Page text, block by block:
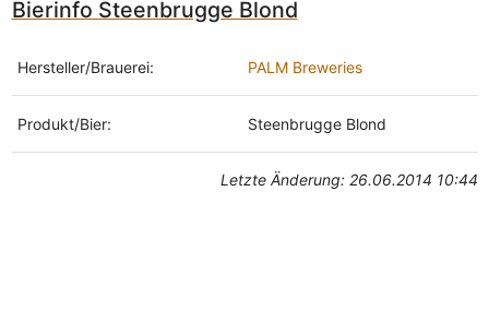
Bierinfo Steenbrugge Blond
Hersteller/Brauerei: PALM Breweries
Produkt/Bier: Steenbrugge Blond
Letzte Änderung: 26.06.2014 10:44